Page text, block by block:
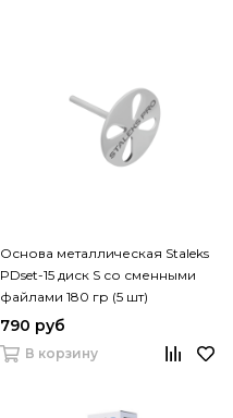
Основа металлическая Staleks
PDset-15 диск S со сменными
файлами 180 гр (5 шт)
790 руб
В корзину